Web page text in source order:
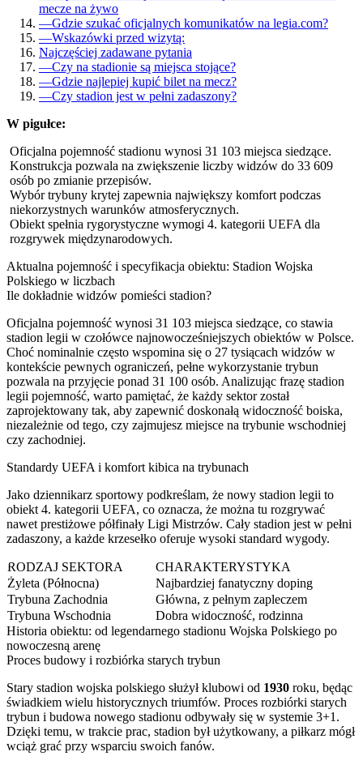
mecze na żywo
—Gdzie szukać oficjalnych komunikatów na legia.com?
—Wskazówki przed wizytą:
Najczęściej zadawane pytania
—Czy na stadionie są miejsca stojące?
—Gdzie najlepiej kupić bilet na mecz?
—Czy stadion jest w pełni zadaszony?
W pigułce:
Oficjalna pojemność stadionu wynosi 31 103 miejsca siedzące.
Konstrukcja pozwala na zwiększenie liczby widzów do 33 609
osób po zmianie przepisów.
Wybór trybuny krytej zapewnia największy komfort podczas
niekorzystnych warunków atmosferycznych.
Obiekt spełnia rygorystyczne wymogi 4. kategorii UEFA dla
rozgrywek międzynarodowych.
Aktualna pojemność i specyfikacja obiektu: Stadion Wojska
Polskiego w liczbach
Ile dokładnie widzów pomieści stadion?
Oficjalna pojemność wynosi 31 103 miejsca siedzące, co stawia
stadion legii w czołówce najnowocześniejszych obiektów w Polsce.
Choć nominalnie często wspomina się o 27 tysiącach widzów w
kontekście pewnych ograniczeń, pełne wykorzystanie trybun
pozwala na przyjęcie ponad 31 100 osób. Analizując frazę stadion
legii pojemność, warto pamiętać, że każdy sektor został
zaprojektowany tak, aby zapewnić doskonałą widoczność boiska,
niezależnie od tego, czy zajmujesz miejsce na trybunie wschodniej
czy zachodniej.
Standardy UEFA i komfort kibica na trybunach
Jako dziennikarz sportowy podkreślam, że nowy stadion legii to
obiekt 4. kategorii UEFA, co oznacza, że można tu rozgrywać
nawet prestiżowe półfinały Ligi Mistrzów. Cały stadion jest w pełni
zadaszony, a każde krzesełko oferuje wysoki standard wygody.
RODZAJ SEKTORA
CHARAKTERYSTYKA
Żyleta (Północna)
Najbardziej fanatyczny doping
Trybuna Zachodnia
Główna, z pełnym zapleczem
Trybuna Wschodnia
Dobra widoczność, rodzinna
Historia obiektu: od legendarnego stadionu Wojska Polskiego po
nowoczesną arenę
Proces budowy i rozbiórka starych trybun
Stary stadion wojska polskiego służył klubowi od 1930 roku, będąc
świadkiem wielu historycznych triumfów. Proces rozbiórki starych
trybun i budowa nowego stadionu odbywały się w systemie 3+1.
Dzięki temu, w trakcie prac, stadion był użytkowany, a piłkarz mógł
wciąż grać przy wsparciu swoich fanów.